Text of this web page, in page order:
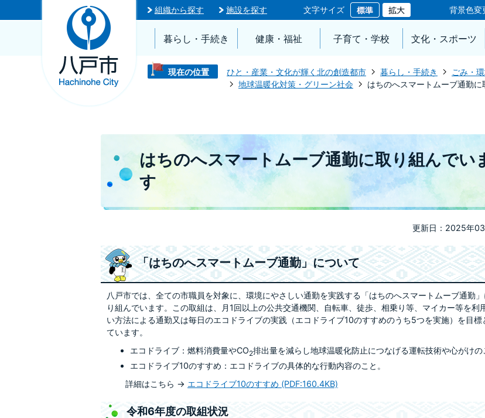
組織から探す 施設を探す 文字サイズ 背景色変
暮らし・手続き 健康・福祉 子育て・学校 文化・スポーツ
現在の位置 ひと・産業・文化が輝く北の創造都市 暮らし・手続き ごみ・
地球温暖化対策・グリーン社会
はちのへスマートムーブ通勤に
はちのへスマートムーブ通勤に取り組んでい
す
更新日：2025年
「はちのへスマートムーブ通勤」について
八戸市では、全ての市職員を対象に、環境にやさしい通勤を実践する「はちのへスマートムーブ通勤」
り組んでいます。この取組は、月1回以上の公共交通機関、自転車、徒歩、相乗り等、マイカー等を利
い方法による通勤又は毎日のエコドライブの実践（エコドライブ10のすすめのうち5つを実施）を目標
ています。
エコドライブ：燃料消費量やCO2排出量を減らし地球温暖化防止につなげる運転技術や心がけの
エコドライブ10のすすめ：エコドライブの具体的な行動内容のこと。
詳細はこちら → エコドライブ10のすすめ (PDF:160.4KB)
令和6年度の取組状況